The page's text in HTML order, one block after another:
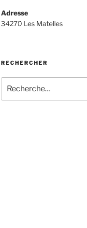
Adresse
34270 Les Matelles
RECHERCHER
pour
: